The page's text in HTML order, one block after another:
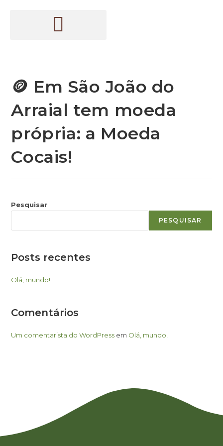
🪙 Em São João do
Arraial tem moeda
própria: a Moeda
Cocais!
Pesquisar
PESQUISAR
Posts recentes
Olá, mundo!
Comentários
Um comentarista do WordPress em Olá, mundo!